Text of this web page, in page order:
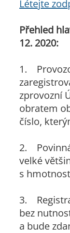
Létejte
Přehled
12. 2020:
1.
zprovozní
obratem
číslo,
2.
velké
s
3.
bez
a bude